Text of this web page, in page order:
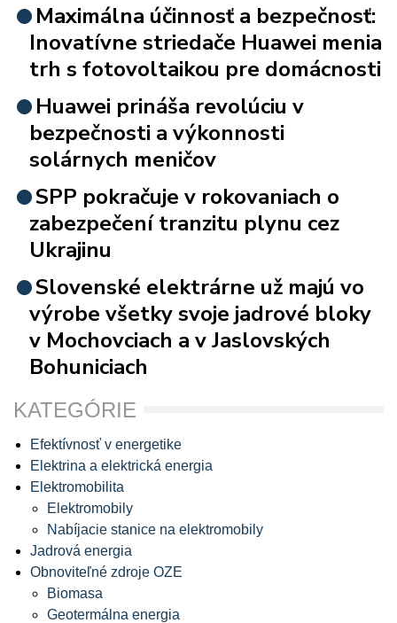
Maximálna účinnosť a bezpečnosť:
Inovatívne striedače Huawei menia
trh s fotovoltaikou pre domácnosti
Huawei prináša revolúciu v
bezpečnosti a výkonnosti
solárnych meničov
SPP pokračuje v rokovaniach o
zabezpečení tranzitu plynu cez
Ukrajinu
Slovenské elektrárne už majú vo
výrobe všetky svoje jadrové bloky
v Mochovciach a v Jaslovských
Bohuniciach
KATEGÓRIE
Efektívnosť v energetike
Elektrina a elektrická energia
Elektromobilita
Elektromobily
Nabíjacie stanice na elektromobily
Jadrová energia
Obnoviteľné zdroje OZE
Biomasa
Geotermálna energia